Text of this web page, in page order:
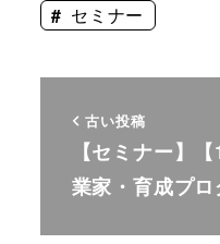
セミナー
古い投稿
【セミナー】
業家・育成プ